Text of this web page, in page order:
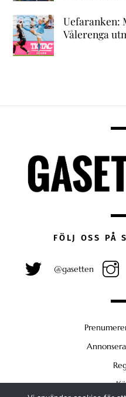
Uefaranken:
Vålerenga
FÖLJ OSS PÅ
@gasetten